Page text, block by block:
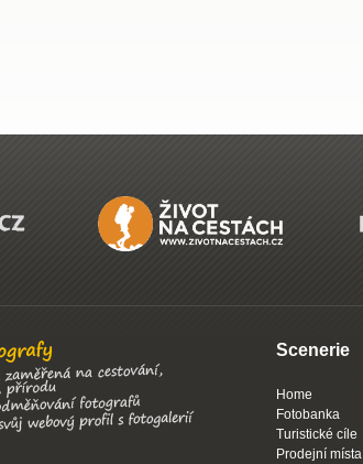
Scenerie
Home
Fotobanka
Turistické cíle
Prodejní místa